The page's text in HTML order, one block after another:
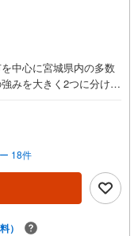
中心に宮城県内の多数
みを大きく2つに分けて
っております。更に教
政などの地域情報を総
して頂けるよう、しっ
＜経験豊富なスタッフ
越し】【リフォーム】
ちろん、ご購入時に気
ペースも完備！お子様
18件
）